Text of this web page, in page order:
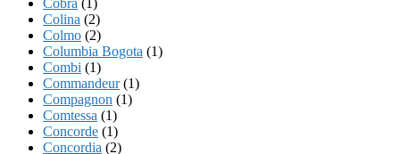
Colina (2)
Colmo (2)
Columbia Bogota (1)
Combi (1)
Commandeur(1)
Compagnon (1)
Comtessa (1)
Concorde (1)
Concordia (2)